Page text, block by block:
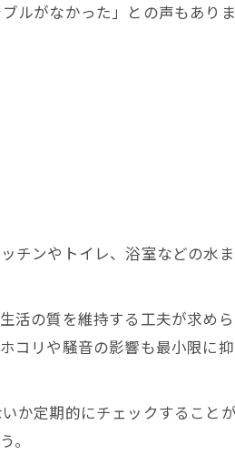
ルがなかった」との声もあり
チンやトイレ、浴室などの水
活の質を維持する工夫が求め
コリや騒音の影響も最小限に
か定期的にチェックすること
。